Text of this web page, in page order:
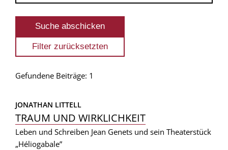
Gefundene Beiträge: 1
JONATHAN LITTELL
TRAUM UND WIRKLICHKEIT
Leben und Schreiben Jean Genets und sein Theaterstück
„Héliogabale”